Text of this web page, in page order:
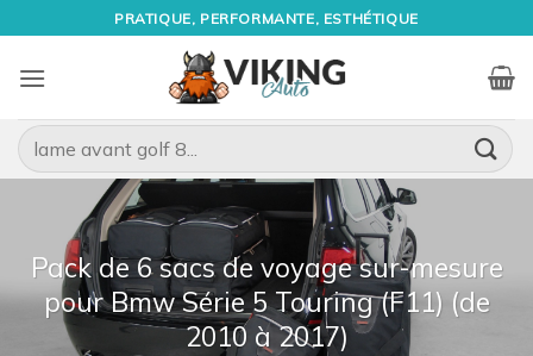
au
contenu
PRATIQUE, PERFORMANTE, ESTHÉTIQUE
Recherche
pour :
Pack de 6 sacs de voyage sur-mesure
pour Bmw Série 5 Touring (F11) (de
2010 à 2017)